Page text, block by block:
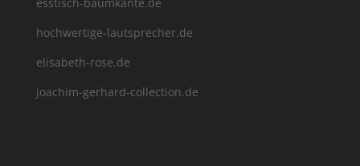
esstisch-baumkante.de
hochwertige-lautsprecher.de
elisabeth-rose.de
joachim-gerhard-collection.de